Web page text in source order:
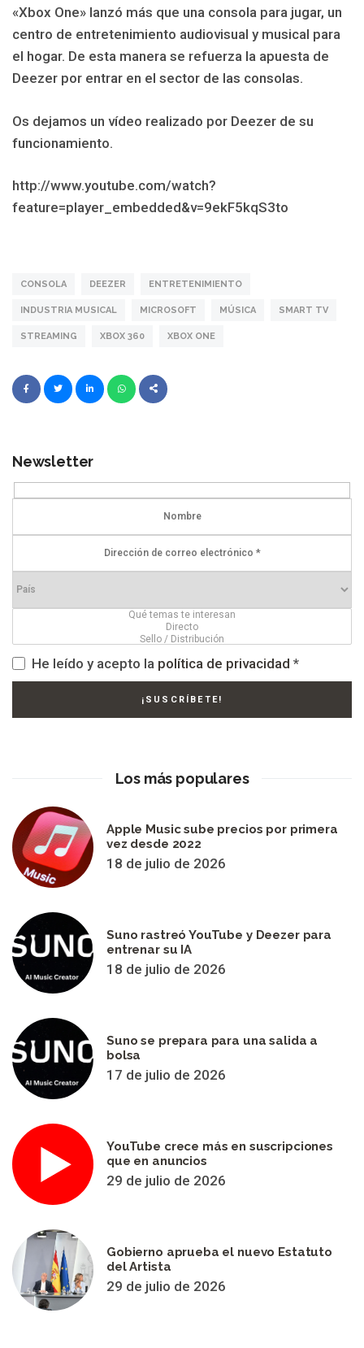
«Xbox One» lanzó más que una consola para jugar, un
centro de entretenimiento audiovisual y musical para
el hogar. De esta manera se refuerza la apuesta de
Deezer por entrar en el sector de las consolas.
Os dejamos un vídeo realizado por Deezer de su
funcionamiento.
http://www.youtube.com/watch?
feature=player_embedded&v=9ekF5kqS3to
CONSOLA DEEZER ENTRETENIMIENTO
INDUSTRIA MUSICAL MICROSOFT MÚSICA SMART TV
STREAMING XBOX 360 XBOX ONE
Newsletter
He leído y acepto la política de privacidad *
Los más populares
Apple Music sube precios por primera
vez desde 2022
18 de julio de 2026
Suno rastreó YouTube y Deezer para
entrenar su IA
18 de julio de 2026
Suno se prepara para una salida a
bolsa
17 de julio de 2026
YouTube crece más en suscripciones
que en anuncios
29 de julio de 2026
Gobierno aprueba el nuevo Estatuto
del Artista
29 de julio de 2026